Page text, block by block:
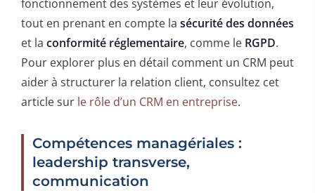
fonctionnement des systèmes et leur évolution,
tout en prenant en compte la sécurité des données
et la conformité réglementaire, comme le RGPD.
Pour explorer plus en détail comment un CRM peut
aider à structurer la relation client, consultez cet
article sur le rôle d’un CRM en entreprise.
Compétences managériales :
leadership transverse,
communication